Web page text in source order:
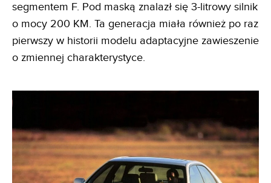
segmentem F. Pod maską znalazł się 3-litrowy silnik
o mocy 200 KM. Ta generacja miała również po raz
pierwszy w historii modelu adaptacyjne zawieszenie
o zmiennej charakterystyce.